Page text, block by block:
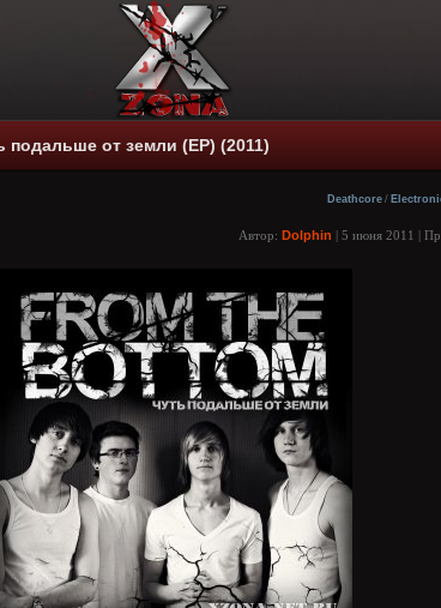
подальше от земли (EP) (2011)
Deathcore /
Автор: Dolphin | 5 июня 2011 |